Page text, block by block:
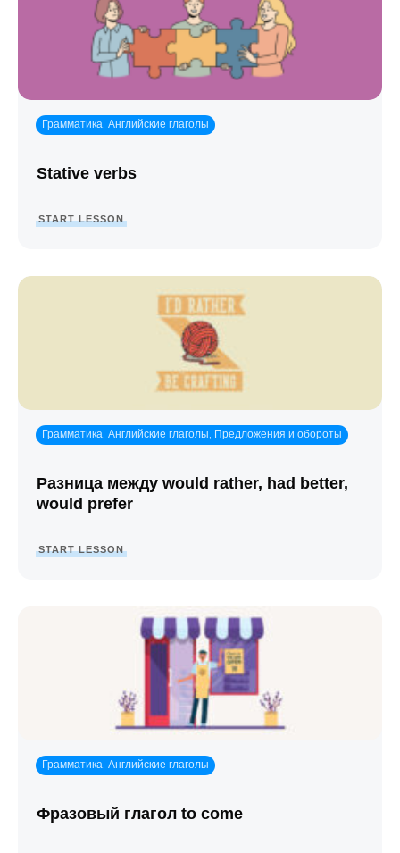
Грамматика, Английские глаголы
Stative verbs
START LESSON
Грамматика, Английские глаголы, Предложения и обороты
Разница между would rather, had better,
would prefer
START LESSON
Грамматика, Английские глаголы
Фразовый глагол to come